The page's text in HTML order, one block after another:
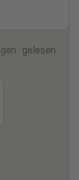
gelesen